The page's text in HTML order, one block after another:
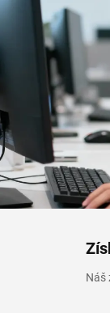
Náš